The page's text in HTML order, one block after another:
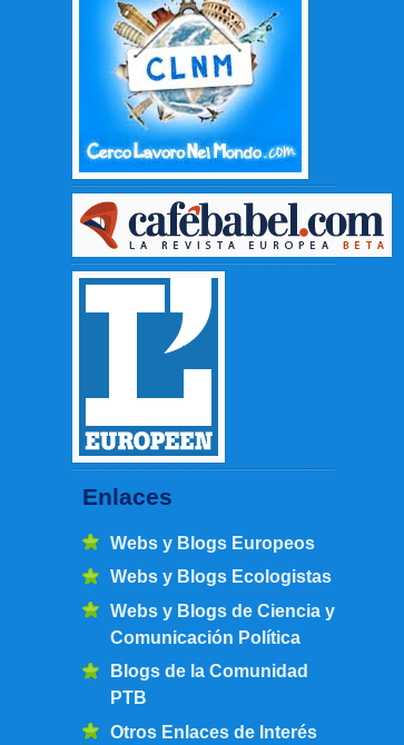
Enlaces
Webs y Blogs Europeos
Webs y Blogs Ecologistas
Webs y Blogs de Ciencia y
Comunicación Política
Blogs de la Comunidad
PTB
Otros Enlaces de Interés